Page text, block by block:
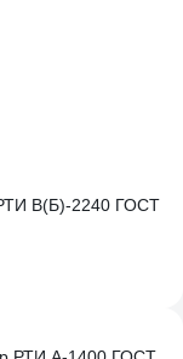
В(Б)-2240 ГОСТ